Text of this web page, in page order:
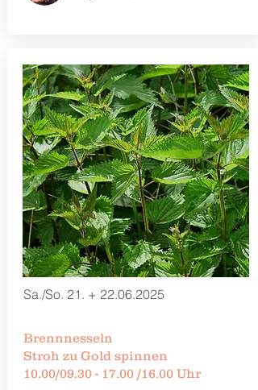
Sa./So. 21. + 22.06.2025
Brennnesseln
Stroh zu Gold spinnen
10.00/09.30 - 17.00 /16.00 Uhr